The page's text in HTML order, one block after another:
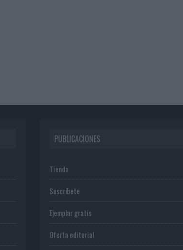
PUBLICACIONES
Tienda
Suscríbete
Ejemplar gratis
Oferta editorial